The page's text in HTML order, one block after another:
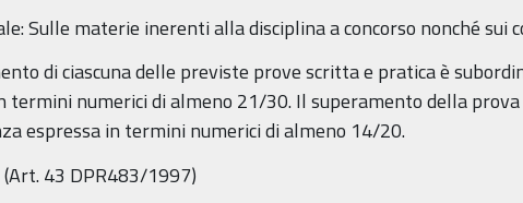
Sulle materie inerenti alla disciplina a concorso nonché sui
di ciascuna delle previste prove scritta e pratica è
termini numerici di almeno 21/30. Il superamento della
espressa in termini numerici di almeno 14/20.
(Art. 43 DPR483/1997)